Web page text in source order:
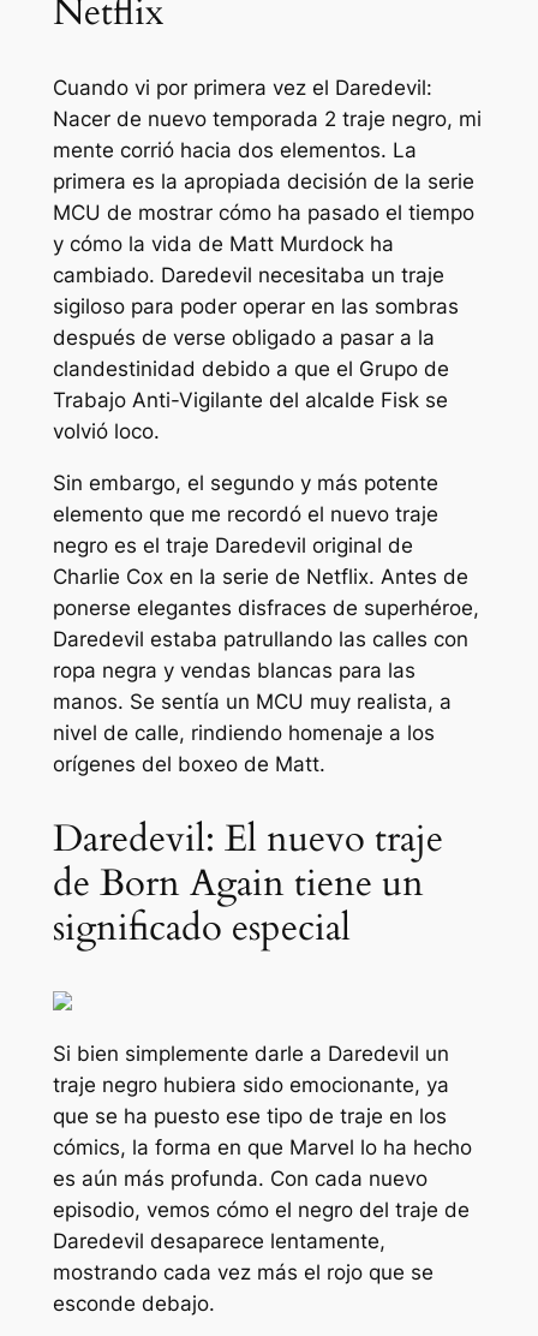
Netflix
Cuando vi por primera vez el Daredevil:
Nacer de nuevo temporada 2 traje negro, mi
mente corrió hacia dos elementos. La
primera es la apropiada decisión de la serie
MCU de mostrar cómo ha pasado el tiempo
y cómo la vida de Matt Murdock ha
cambiado. Daredevil necesitaba un traje
sigiloso para poder operar en las sombras
después de verse obligado a pasar a la
clandestinidad debido a que el Grupo de
Trabajo Anti-Vigilante del alcalde Fisk se
volvió loco.
Sin embargo, el segundo y más potente
elemento que me recordó el nuevo traje
negro es el traje Daredevil original de
Charlie Cox en la serie de Netflix. Antes de
ponerse elegantes disfraces de superhéroe,
Daredevil estaba patrullando las calles con
ropa negra y vendas blancas para las
manos. Se sentía un MCU muy realista, a
nivel de calle, rindiendo homenaje a los
orígenes del boxeo de Matt.
Daredevil: El nuevo traje
de Born Again tiene un
significado especial
Si bien simplemente darle a Daredevil un
traje negro hubiera sido emocionante, ya
que se ha puesto ese tipo de traje en los
cómics, la forma en que Marvel lo ha hecho
es aún más profunda. Con cada nuevo
episodio, vemos cómo el negro del traje de
Daredevil desaparece lentamente,
mostrando cada vez más el rojo que se
esconde debajo.